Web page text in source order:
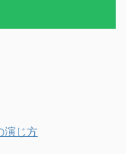
演じ方